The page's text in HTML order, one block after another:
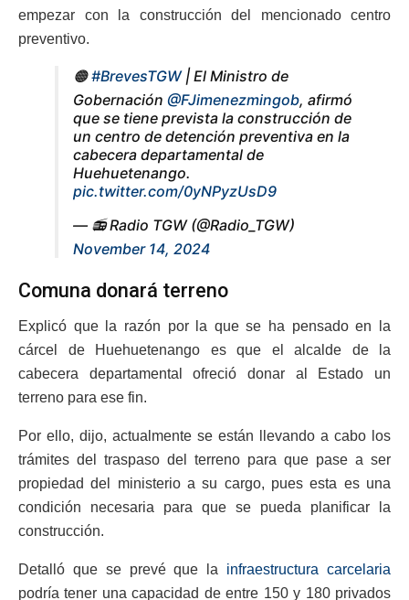
empezar con la construcción del mencionado centro
preventivo.
🟠#BrevesTGW| El Ministro de
Gobernación @FJimenezmingob, afirmó
que se tiene prevista la construcción de
un centro de detención preventiva en la
cabecera departamental de
Huehuetenango.
pic.twitter.com/0yNPyzUsD9
— 📻 Radio TGW (@Radio_TGW)
November 14, 2024
Comuna donará terreno
Explicó que la razón por la que se ha pensado en la
cárcel de Huehuetenango es que el alcalde de la
cabecera departamental ofreció donar al Estado un
terreno para ese fin.
Por ello, dijo, actualmente se están llevando a cabo los
trámites del traspaso del terreno para que pase a ser
propiedad del ministerio a su cargo, pues esta es una
condición necesaria para que se pueda planificar la
construcción.
Detalló que se prevé que la infraestructura carcelaria
podría tener una capacidad de entre 150 y 180 privados